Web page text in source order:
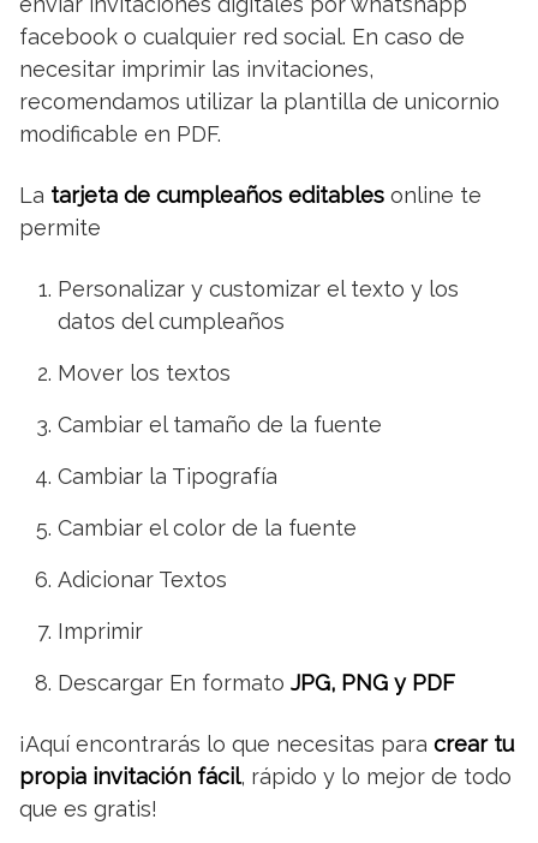
facebook o cualquier red social. En caso de
necesitar imprimir las invitaciones,
recomendamos utilizar la plantilla de unicornio
modificable en PDF.
La tarjeta de cumpleaños editables online te
permite
Personalizar y customizar el texto y los
datos del cumpleaños
Mover los textos
Cambiar el tamaño de la fuente
Cambiar la Tipografía
Cambiar el color de la fuente
Adicionar Textos
Imprimir
Descargar En formato JPG, PNG y PDF
¡Aquí encontrarás lo que necesitas para crear tu
propia invitación fácil, rápido y lo mejor de todo
que es gratis!